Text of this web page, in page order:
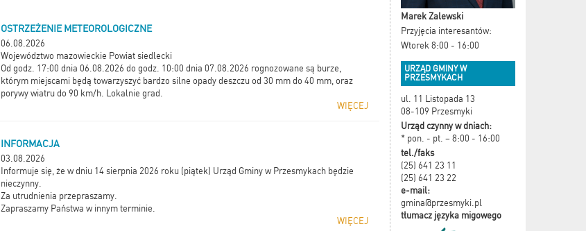
OSTRZEŻENIE METEOROLOGICZNE
06.08.2026
Województwo mazowieckie Powiat siedlecki
Od godz. 17:00 dnia 06.08.2026 do godz. 10:00 dnia 07.08.2026 rognozowane są burze,
którym miejscami będą towarzyszyć bardzo silne opady deszczu od 30 mm do 40 mm, oraz
porywy wiatru do 90 km/h. Lokalnie grad.
WIĘCEJ
INFORMACJA
03.08.2026
Informuje się, że w dniu 14 sierpnia 2026 roku (piątek) Urząd Gminy w Przesmykach będzie
nieczynny.
Za utrudnienia przepraszamy.
Zapraszamy Państwa w innym terminie.
WIĘCEJ
Marek Zalewski
Przyjęcia interesantów:
Wtorek 8:00 - 16:00
URZĄD GMINY W
PRZESMYKACH
ul. 11 Listopada 13
08-109 Przesmyki
Urząd czynny w dniach:
* pon. - pt. – 8:00 - 16:00
tel./faks
(25) 641 23 11
(25) 641 23 22
e-mail:
gmina@przesmyki.pl
tłumacz języka migowego